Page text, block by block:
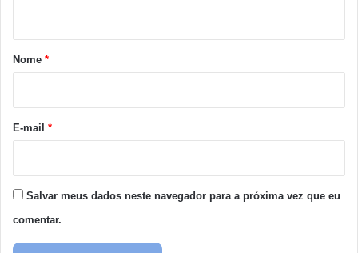
r
*
Nome *
E-mail *
Salvar meus dados neste navegador para a próxima vez que eu
comentar.